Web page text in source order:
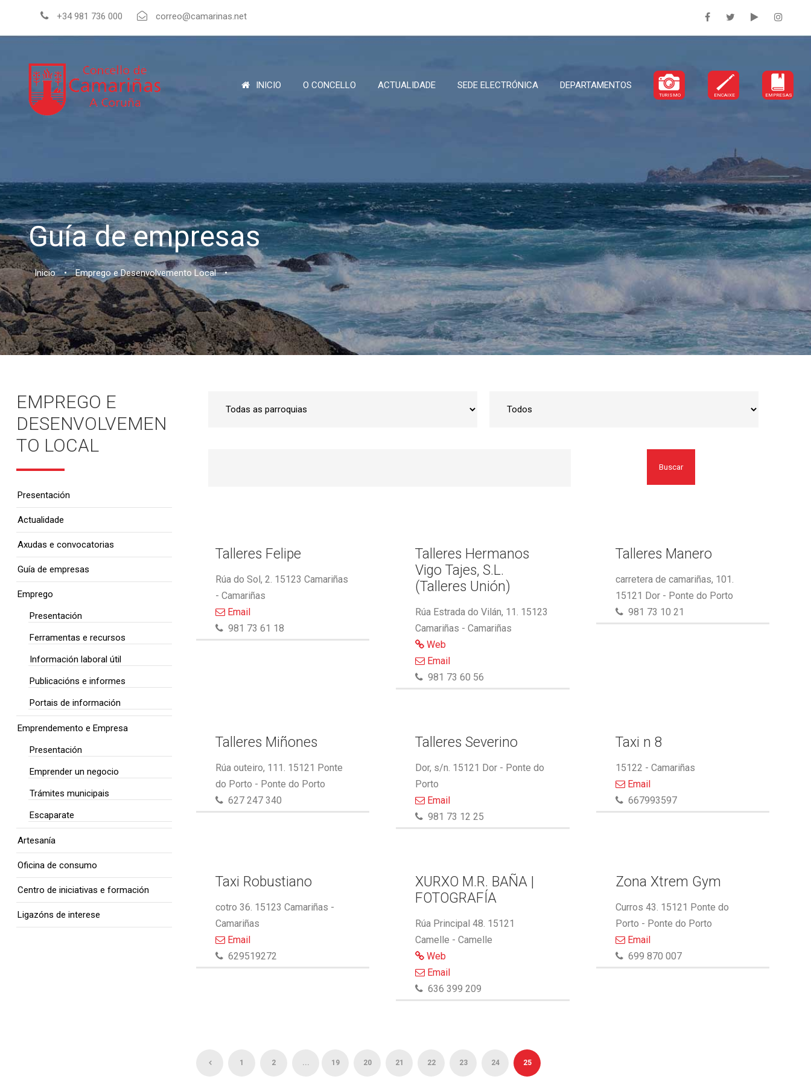
+34 981 736 000 correo@camarinas.net
INICIO O CONCELLO ACTUALIDADE SEDE ELECTRÓNICA DEPARTAMENTOS
TURISMO ENCAIXE EMPRESAS
Guía de empresas
Inicio • Emprego e Desenvolvemento Local •
Buscar
Talleres Felipe
Rúa do Sol, 2. 15123 Camariñas
- Camariñas
Email
981 73 61 18
Talleres Hermanos
Vigo Tajes, S.L.
(Talleres Unión)
Rúa Estrada do Vilán, 11. 15123
Camariñas - Camariñas
Web
Email
981 73 60 56
Talleres Manero
carretera de camariñas, 101.
15121 Dor - Ponte do Porto
981 73 10 21
Talleres Miñones
Rúa outeiro, 111. 15121 Ponte
do Porto - Ponte do Porto
627 247 340
Talleres Severino
Dor, s/n. 15121 Dor - Ponte do
Porto
Email
981 73 12 25
Taxi n 8
15122 - Camariñas
Email
667993597
Taxi Robustiano
cotro 36. 15123 Camariñas -
Camariñas
Email
629519272
XURXO M.R. BAÑA |
FOTOGRAFÍA
Rúa Principal 48. 15121
Camelle - Camelle
Web
Email
636 399 209
Zona Xtrem Gym
Curros 43. 15121 Ponte do
Porto - Ponte do Porto
Email
699 870 007
1 2 ... 19 20 21 22 23 24 25
EMPREGO E
DESENVOLVEMEN
TO LOCAL
Presentación
Actualidade
Axudas e convocatorias
Guía de empresas
Emprego
Presentación
Ferramentas e recursos
Información laboral útil
Publicacións e informes
Portais de información
Emprendemento e Empresa
Presentación
Emprender un negocio
Trámites municipais
Escaparate
Artesanía
Oficina de consumo
Centro de iniciativas e formación
Ligazóns de interese